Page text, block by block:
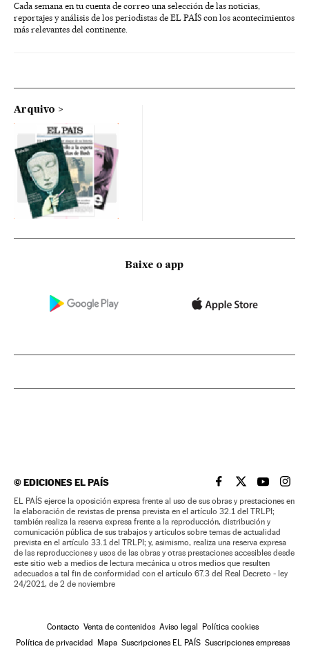
Cada semana en tu cuenta de correo una selección de las noticias,
reportajes y análisis de los periodistas de EL PAÍS con los acontecimientos
más relevantes del continente.
Arquivo
Baixe o app
©EDICIONES EL PAÍS EL PAÍS BRASIL EN
EL PAÍSEL PAÍS
EL
EL PAÍS ejerce la oposición expresa frente al uso de sus obras y prestaciones en
la elaboración de revistas de prensa prevista en el artículo 32.1 del TRLPI;
también realiza la reserva expresa frente a la reproducción, distribución y
comunicación pública de sus trabajos y artículos sobre temas de actualidad
prevista en el artículo 33.1 del TRLPI; y, asimismo, realiza una reserva expresa
de las reproducciones y usos de las obras y otras prestaciones accesibles desde
este sitio web a medios de lectura mecánica u otros medios que resulten
adecuados a tal fin de conformidad con el artículo 67.3 del Real Decreto - ley
24/2021, de 2 de noviembre
Contacto Venta de contenidos Aviso legal Política cookies
Política de privacidad Mapa Suscripciones EL PAÍS Suscripciones empresas